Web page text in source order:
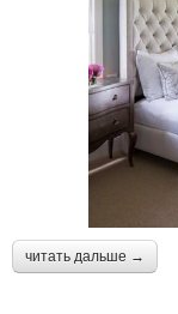
читать дальше →